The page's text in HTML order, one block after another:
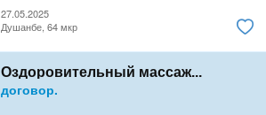
27.05.2025
Душанбе, 64 мкр
Оздоровительный массаж...
договор.